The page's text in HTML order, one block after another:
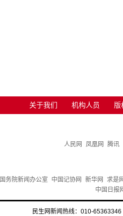
关于我们 机构人员 版
人民网 凤凰网 腾讯
国务院新闻办公室 中国记协网 新华网
求是
中国日报
民生网新闻热线：010-